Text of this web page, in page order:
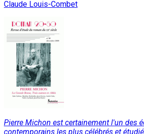
Claude Louis-Combet
Pierre Michon est certainement l'un des
contemporains les plus célébrés et